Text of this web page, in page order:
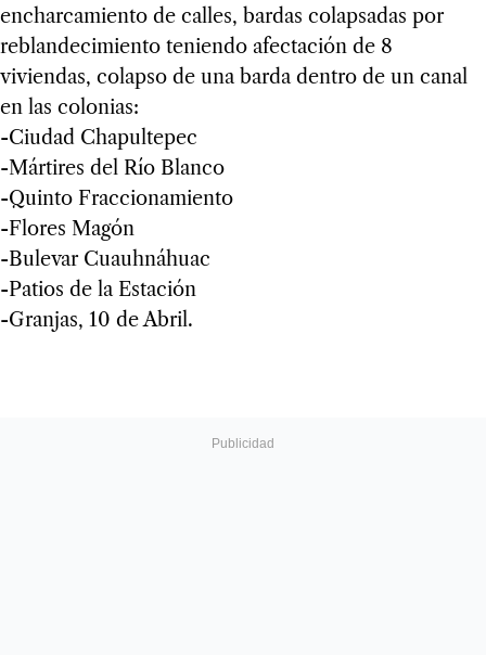
encharcamiento de calles, bardas colapsadas por
reblandecimiento teniendo afectación de 8
viviendas, colapso de una barda dentro de un canal
en las colonias:
-Ciudad Chapultepec
-Mártires del Río Blanco
-Quinto Fraccionamiento
-Flores Magón
-Bulevar Cuauhnáhuac
-Patios de la Estación
-Granjas, 10 de Abril.